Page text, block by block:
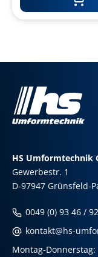
HS Umformtechnik
Gewerbestr. 1
D-97947 Grünsfeld-
0049 (0) 93 46 /
kontakt@hs-
Montag-